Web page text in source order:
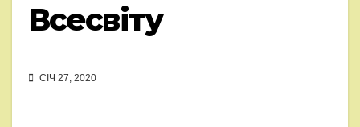
Всесвіту
СІЧ 27, 2020